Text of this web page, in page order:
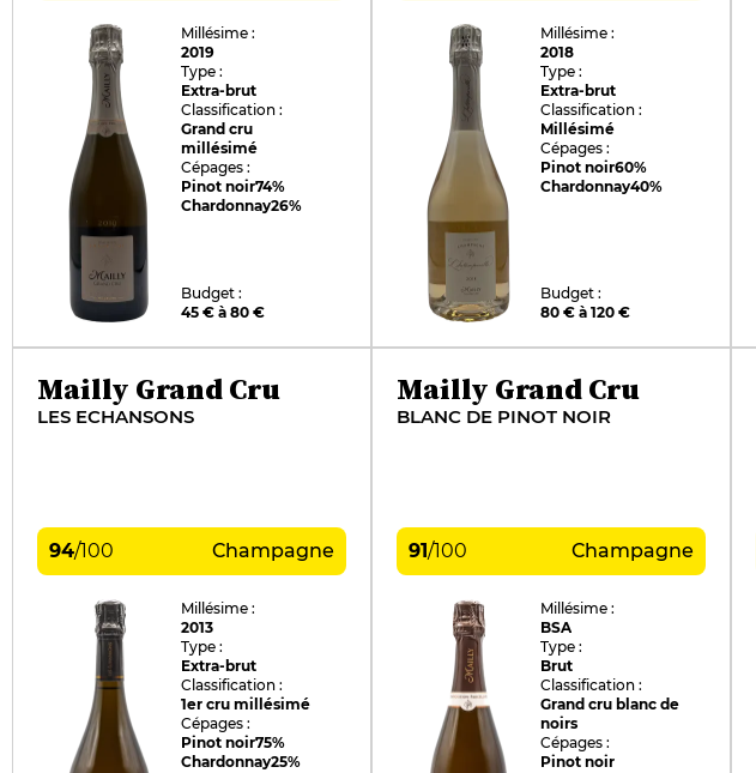
Millésime :
2019
Type :
Extra-brut
Classification :
Grand cru
millésimé
Cépages :
Pinot noir74%
Chardonnay26%
Budget :
45 € à 80 €
Millésime :
2018
Type :
Extra-brut
Classification :
Millésimé
Cépages :
Pinot noir60%
Chardonnay40%
Budget :
80 € à 120 €
Mailly Grand Cru
LES ECHANSONS
94/100 Champagne
Millésime :
2013
Type :
Extra-brut
Classification :
1er cru millésimé
Cépages :
Pinot noir75%
Chardonnay25%
Mailly Grand Cru
BLANC DE PINOT NOIR
91/100 Champagne
Millésime :
BSA
Type :
Brut
Classification :
Grand cru blanc de
noirs
Cépages :
Pinot noir